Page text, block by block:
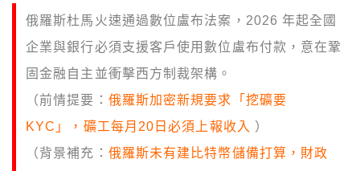
俄羅斯杜馬火速通過數位盧布法案，2026 年起全國
企業與銀行必須支援客戶使用數位盧布付款，意在鞏
固金融自主並衝擊西方制裁架構。
（前情提要： 俄羅斯加密新規要求「挖礦要
KYC」，礦工每月20日必須上報收入 ）
（背景補充： 俄羅斯未有建比特幣儲備打算，財政